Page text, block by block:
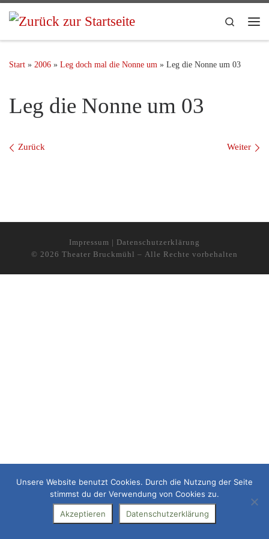
Search
Start » 2006 » Leg doch mal die Nonne um » Leg die Nonne um 03
Leg die Nonne um 03
Bilder Navigation
Zurück Weiter
Impressum | Datenschutzerklärung
© 2026 Theater Bruckmühl – Alle Rechte vorbehalten
Unsere Website benutzt Cookies. Durch die Nutzung der Seite
stimmst du der Verwendung von Cookies zu.
Akzeptieren Datenschutzerklärung